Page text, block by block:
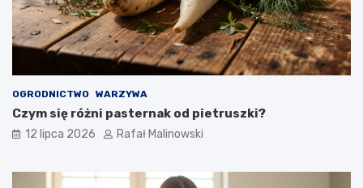
OGRODNICTWO WARZYWA
Czym się różni pasternak od pietruszki?
12 lipca 2026 Rafał Malinowski